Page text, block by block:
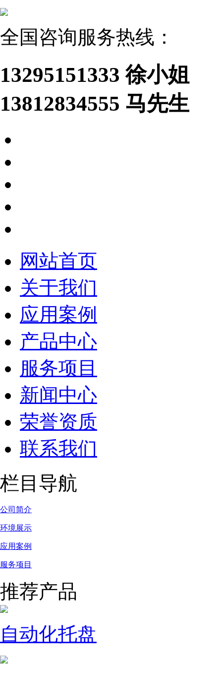
全国咨询服务热线：
13295151333 徐小姐
13812834555 马先生
网站首页
关于我们
应用案例
产品中心
服务项目
新闻中心
荣誉资质
联系我们
栏目导航
公司简介
环境展示
应用案例
服务项目
推荐产品
自动化托盘